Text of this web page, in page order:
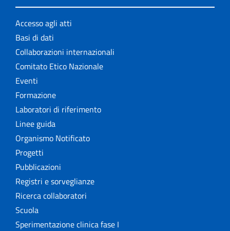
Accesso agli atti
Basi di dati
Collaborazioni internazionali
Comitato Etico Nazionale
Eventi
Formazione
Laboratori di riferimento
Linee guida
Organismo Notificato
Progetti
Pubblicazioni
Registri e sorveglianze
Ricerca collaboratori
Scuola
Sperimentazione clinica fase I